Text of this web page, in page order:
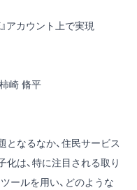
アカウント上で実現
崎 脩平
なるなか、住民サービス
は、特に注目される取り
ールを用い、どのような